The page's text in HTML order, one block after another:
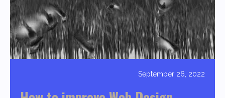
September 26, 2022